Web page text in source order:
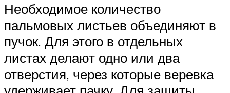
Необходимое количество
пальмовых листьев объединяют в
пучок. Для этого в отдельных
листах делают одно или два
отверстия, через которые веревка